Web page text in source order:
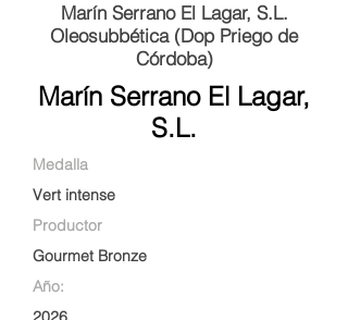
Marín Serrano El Lagar, S.L.
Oleosubbética (Dop Priego de
Córdoba)
Marín Serrano El Lagar,
S.L.
Medalla
Vert intense
Productor
Gourmet Bronze
Año: